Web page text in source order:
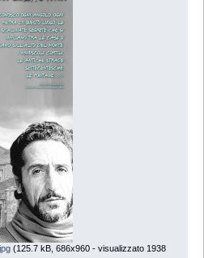
(125.7 kB, 686x960 - visualizzato 1938